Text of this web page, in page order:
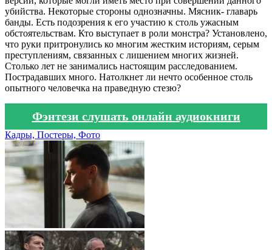
убийства. Некоторые стороны однозначны. Мясник- главарь
банды. Есть подозрения к его участию к столь ужасным
обстоятельствам. Кто выступает в роли монстра? Установлено,
что руки притронулись ко многим жестким историям, серым
преступлениям, связанных с лишением многих жизней.
Столько лет не занимались настоящим расследованием.
Пострадавших много. Натолкнет ли нечто особенное столь
опытного человечка на праведную стезю?
Фэнтези слушать онлайн аудиокниги
Кадры, Постеры, Фото